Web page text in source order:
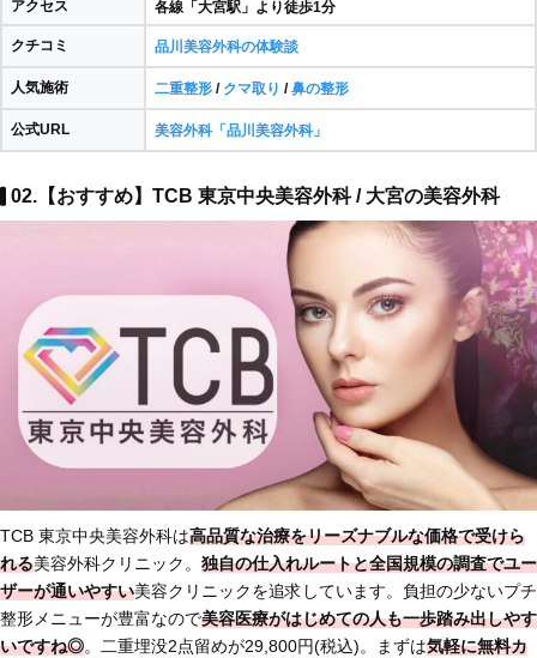
アクセス 各線「大宮駅」より徒歩1分
クチコミ 品川美容外科の体験談
人気施術 二重整形 / クマ取り /鼻の整形
公式URL 美容外科「品川美容外科」
02.【おすすめ】TCB 東京中央美容外科 / 大宮の美容外科
TCB 東京中央美容外科は高品質な治療をリーズナブルな価格で受けら
れる美容外科クリニック。 独自の仕入れルートと全国規模の調査でユー
ザーが通いやすい美容クリニックを追求しています。負担の少ないプチ
整形メニューが豊富なので美容医療がはじめての人も一歩踏み出しやす
いですね◎。二重埋没2点留めが29,800円(税込)。まずは気軽に無料カ